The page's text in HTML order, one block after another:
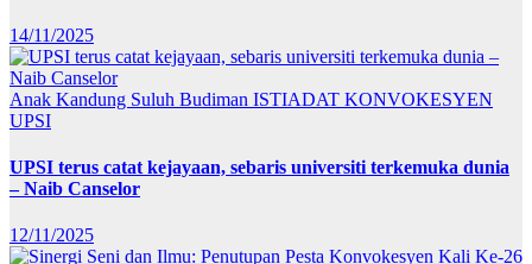
14/11/2025
Anak Kandung Suluh Budiman ISTIADAT KONVOKESYEN
UPSI
UPSI terus catat kejayaan, sebaris universiti terkemuka dunia
– Naib Canselor
12/11/2025